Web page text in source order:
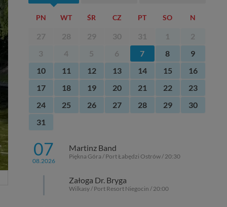
PN WT ŚR CZ PT SO N
27 28 29 30 31 1
2
3
4 5 6 7 8
9
10
11 12 13 14 15
16
17
18 19 20 21 22
23
24
25 26 27 28 29
30
31
07
08.2026
Martinz Band
Piękna Góra / Port Łabędzi Ostrów / 20:30
Załoga Dr. Bryga
Wilkasy / Port Resort Niegocin / 20:00